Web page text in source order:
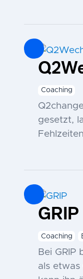
Coaching
gesetzt,
GRIP
Coaching
Bei GRIP
als etwas